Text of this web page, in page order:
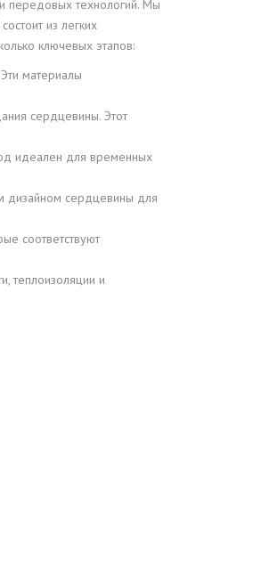
передовых технологий. Мы
из легких
ключевых этапов:
материалы
сердцевины. Этот
идеален для временных
дизайном сердцевины для
соответствуют
теплоизоляции и